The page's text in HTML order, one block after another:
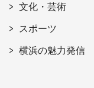
文化・芸術
スポーツ
横浜の魅力発信